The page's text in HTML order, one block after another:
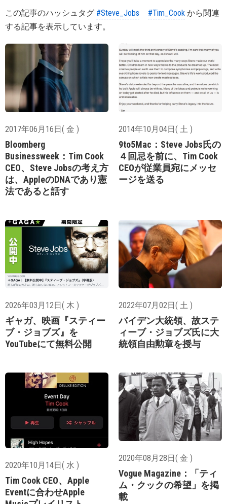
この記事のハッシュタグ #Steve_Jobs #Tim_Cook から関連
する記事を表示しています。
2017年06月16日( 金 )
Bloomberg
Businessweek：Tim Cook
CEO、Steve Jobsの考え方
は、AppleのDNAであり憲
法であると話す
2014年10月04日( 土 )
9to5Mac：Steve Jobs氏の
４回忌を前に、Tim Cook
CEOが従業員宛にメッセ
ージを送る
2026年03月12日( 木 )
ギャガ、映画『スティー
ブ・ジョブズ』を
YouTubeにて無料公開
2022年07月02日( 土 )
バイデン大統領、故ステ
ィーブ・ジョブズ氏に大
統領自由勲章を授与
2020年10月14日( 水 )
Tim Cook CEO、Apple
Eventに合わせApple
2020年08月28日( 金 )
Vogue Magazine：「ティ
ム・クックの希望」を掲
載